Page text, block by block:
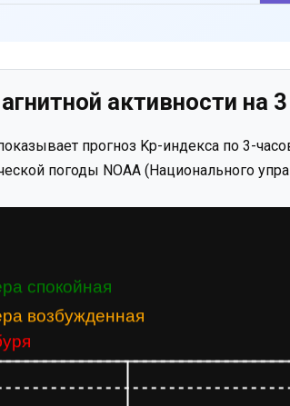
активности на
прогноз Kp-индекса по 3-
погоды NOAA (Национального